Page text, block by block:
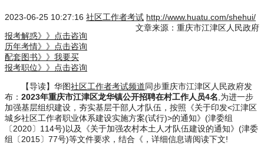
2023-06-25 10:27:16 社区工作者考试 http://www.huatu.com/shehui/
文章来源：重庆市江津区人民政府
报考解惑》》点击咨询
历年考情》》点击咨询
配套图书》》我要买
报考职位》》点击咨询
【导读】华图社区工作者考试频道同步重庆市江津区人民政府发
布： 2023年重庆市江津区龙华镇公开招聘在村工作人员4名,为进一步
加强基层组织建设，夯实基层干部人才队伍，按照《关于印发<江津区
城乡社区工作者职业体系建设实施方案(试行)>的通知》(津委组
〔2020〕114号)以及《关于加强农村本土人才队伍建设的通知》(津委
组〔2015〕77号)等文件要求，结合《，详细信息请阅读下文!